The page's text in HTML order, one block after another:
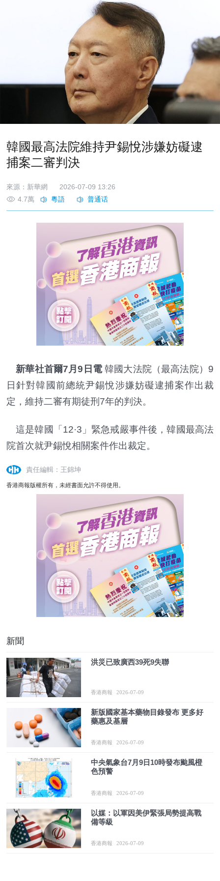
韓國最高法院維持尹錫悅涉嫌妨礙逮
捕案二審判決
來源：新華網
2026-07-09 13:26
4.7萬
新華社首爾7月9日電韓國大法院（最高法院）9
日針對韓國前總統尹錫悅涉嫌妨礙逮捕案作出裁
定，維持二審有期徒刑7年的判決。
這是韓國「12·3」緊急戒嚴事件後，韓國最高法
院首次就尹錫悅相關案件作出裁定。
責任編輯：王錦坤
香港商報版權所有，未經書面允許不得使用。
新聞
洪災已致廣西39死9失聯
香港商報 2026-07-09
新版國家基本藥物目錄發布 更多好
藥惠及基層
香港商報 2026-07-09
中央氣象台7月9日10時發布颱風橙
色預警
香港商報 2026-07-09
以媒：以軍因美伊緊張局勢提高戰
備等級
香港商報 2026-07-09